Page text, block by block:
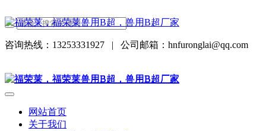
咨询热线：13253331927 | 公司邮箱：hnfuronglai@qq.com
网站首页
关于我们